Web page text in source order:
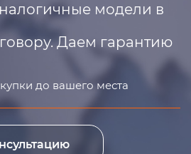
модели в
Даем гарантию
до вашего места